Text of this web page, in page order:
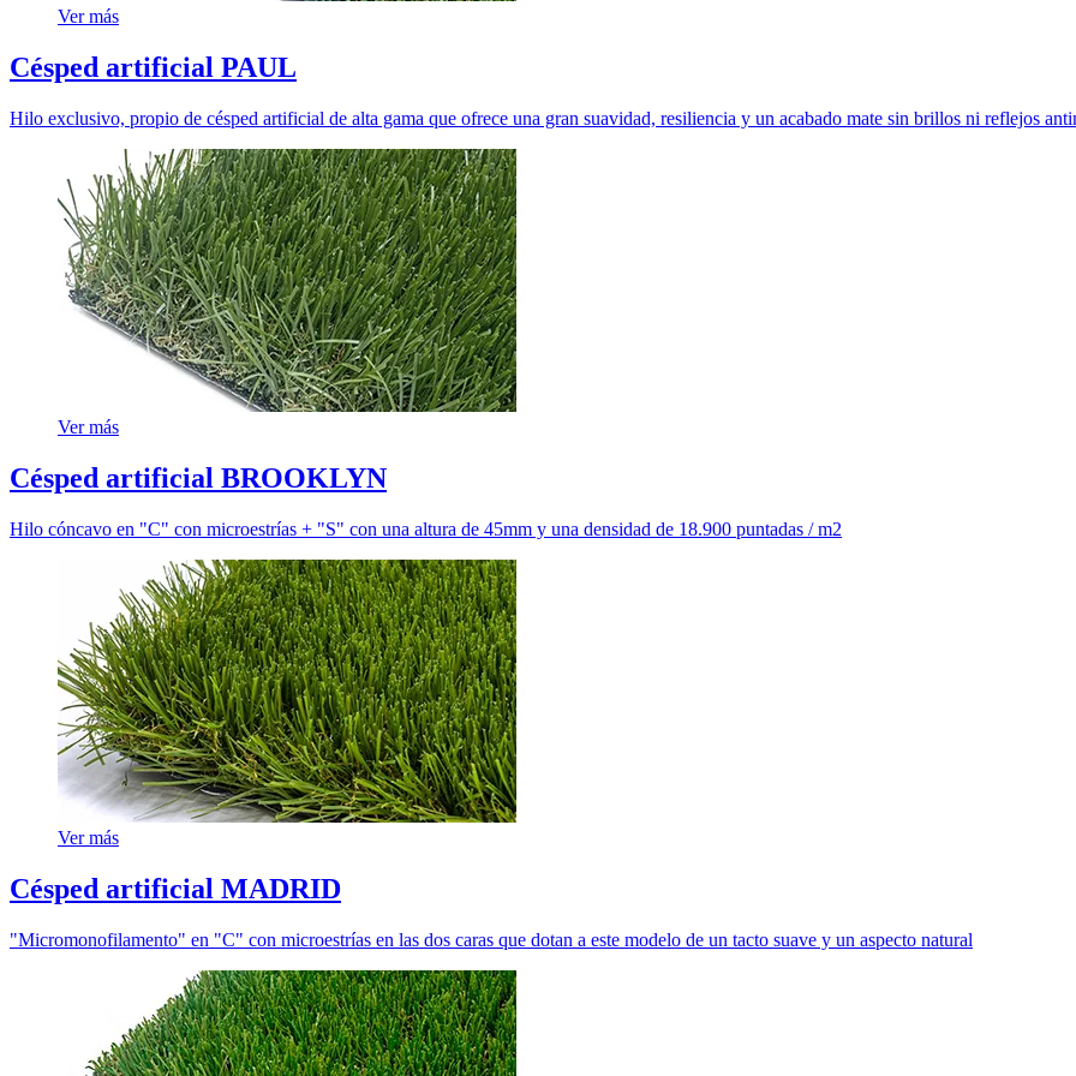
Ver más
Césped artificial PAUL
Hilo exclusivo, propio de césped artificial de alta gama que ofrece una gran suavidad, resiliencia y un acabado mate sin brillos ni reflejos
Ver más
Césped artificial BROOKLYN
Hilo cóncavo en "C" con microestrías + "S" con una altura de 45mm y una densidad de 18.900 puntadas / m2
Ver más
Césped artificial MADRID
"Micromonofilamento" en "C" con microestrías en las dos caras que dotan a este modelo de un tacto suave y un aspecto natural